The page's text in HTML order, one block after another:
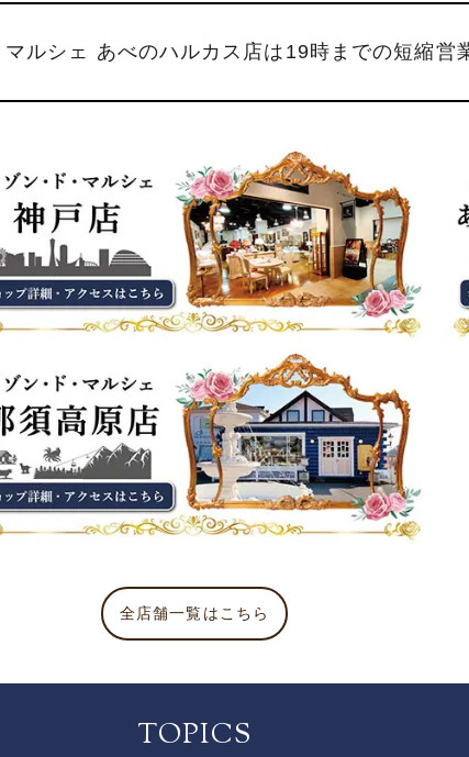
ルシェ あべのハルカス店は19時までの短縮営
全店舗一覧はこちら
TOPICS